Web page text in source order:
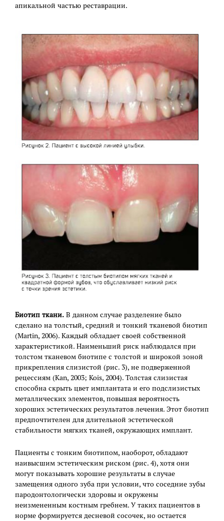
апикальной частью реставрации.
Биотип ткани. В данном случае разделение было
сделано на толстый, средний и тонкий тканевой биотип
(Martin, 2006). Каждый обладает своей собственной
характеристикой. Наименьший риск наблюдался при
толстом тканевом биотипе с толстой и широкой зоной
прикрепления слизистой (рис. 3), не подверженной
рецессиям (Kan, 2003; Kois, 2004). Толстая слизистая
способна скрыть цвет имплантата и его подслизистых
металлических элементов, повышая вероятность
хороших эстетических результатов лечения. Этот биотип
предпочтителен для длительной эстетической
стабильности мягких тканей, окружающих имплант.
Пациенты с тонким биотипом, наоборот, обладают
наивысшим эстетическим риском (рис. 4), хотя они
могут показывать хорошие результаты в случае
замещения одного зуба при условии, что соседние зубы
пародонтологически здоровы и окружены
неизмененным костным гребнем. У таких пациентов в
норме формируется десневой сосочек, но остается